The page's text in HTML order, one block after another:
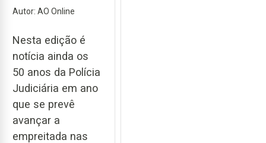
Autor: AO Online
Nesta edição é
notícia ainda os
50 anos da Polícia
Judiciária em ano
que se prevê
avançar a
empreitada nas